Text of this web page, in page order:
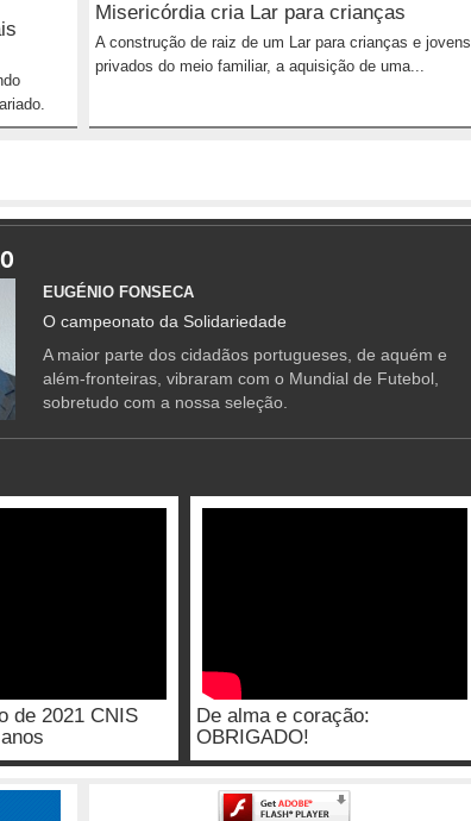
Misericórdia cria Lar para crianças
A construção de raiz de um Lar para crianças e jovens
privados do meio familiar, a aquisição de uma...
EUGÉNIO FONSECA
O campeonato da Solidariedade
A maior parte dos cidadãos portugueses, de aquém e
além-fronteiras, vibraram com o Mundial de Futebol,
sobretudo com a nossa seleção.
de 2021 CNIS
De alma e coração:
OBRIGADO!